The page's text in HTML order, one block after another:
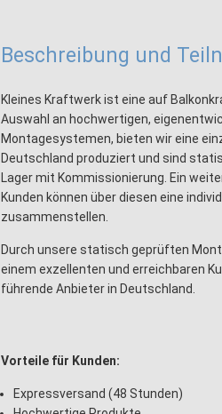
Beschreibung und
Kleines Kraftwerk ist eine auf
Auswahl an hochwertigen,
Montagesystemen, bieten wir eine
Deutschland produziert und sind
Lager mit Kommissionierung. Ein
Kunden können über diesen eine
zusammenstellen.
Durch unsere statisch geprüften
einem exzellenten und erreichbaren
führende Anbieter in Deutschland.
Vorteile für Kunden:
Expressversand (48 Stunden)